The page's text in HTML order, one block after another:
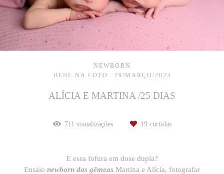
NEWBORN
BEBE NA FOTO
29/MARÇO/2023
ALÍCIA E MARTINA /25 DIAS
711 visualizações 19curtidas
E essa fofura em dose dupla?
Ensaio newborn das gêmeas Martina e Alícia, fotografar